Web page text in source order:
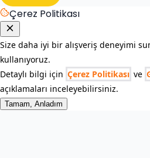
Çerez Politikası
Size daha iyi bir alışveriş deneyimi
kullanıyoruz.
Detaylı bilgi için Çerez Politikası ve
açıklamaları inceleyebilirsiniz.
Tamam, Anladım